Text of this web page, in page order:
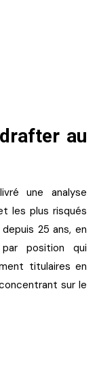
au
une analyse
les plus risqués
25 ans, en
position qui
titulaires en
sur le